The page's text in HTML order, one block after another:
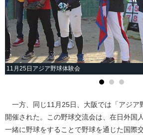
11月25日アジア野球体験会
一方、同じ11月25日、大阪では「アジア
開催された。この野球交流会は、在日外国
一緒に野球をすることで野球を通じた国際